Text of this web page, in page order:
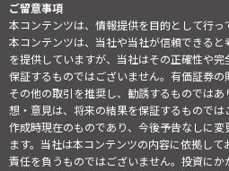
ご留意事項
本コンテンツは、情報提供を目的として行っ
本コンテンツは、当社や当社が信頼できる
を提供していますが、当社はその正確性や
保証するものではございません。有価証券の
その他の取引を推奨し、勧誘するものでは
想・意見は、将来の結果を保証するもので
作成時現在のものであり、今後予告なしに
ます。当社は本コンテンツの内容に依拠し
責任を負うものではございません。投資に